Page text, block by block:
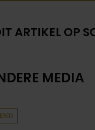
ARTIKEL OP
MEDIA